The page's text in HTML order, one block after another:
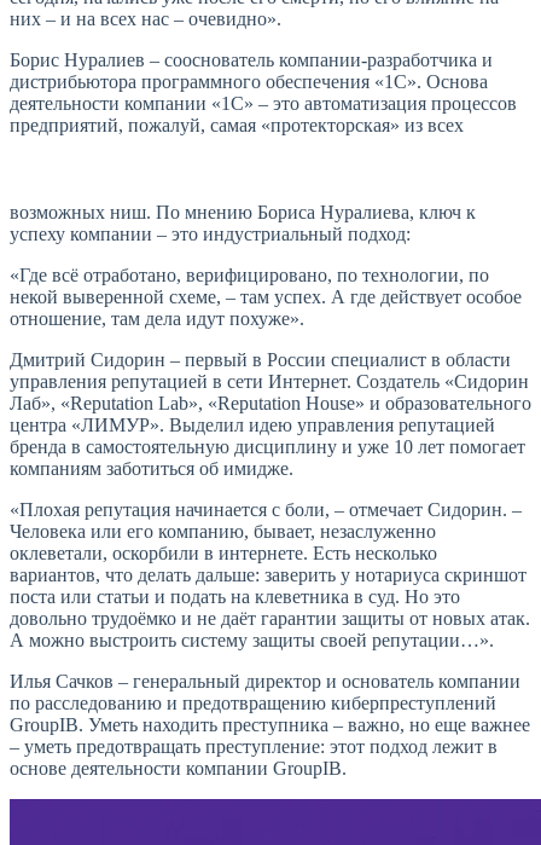
них – и на всех нас – очевидно».
Борис Нуралиев – сооснователь компании-разработчика и
дистрибьютора программного обеспечения «1C». Основа
деятельности компании «1С» – это автоматизация процессов
предприятий, пожалуй, самая «протекторская» из всех
возможных ниш. По мнению Бориса Нуралиева, ключ к
успеху компании – это индустриальный подход:
«Где всё отработано, верифицировано, по технологии, по
некой выверенной схеме, – там успех. А где действует особое
отношение, там дела идут похуже».
Дмитрий Сидорин – первый в России специалист в области
управления репутацией в сети Интернет. Создатель «Сидорин
Лаб», «Reputation Lab», «Reputation House» и образовательного
центра «ЛИМУР». Выделил идею управления репутацией
бренда в самостоятельную дисциплину и уже 10 лет помогает
компаниям заботиться об имидже.
«Плохая репутация начинается с боли, – отмечает Сидорин. –
Человека или его компанию, бывает, незаслуженно
оклеветали, оскорбили в интернете. Есть несколько
вариантов, что делать дальше: заверить у нотариуса скриншот
поста или статьи и подать на клеветника в суд. Но это
довольно трудоёмко и не даёт гарантии защиты от новых атак.
А можно выстроить систему защиты своей репутации…».
Илья Сачков – генеральный директор и основатель компании
по расследованию и предотвращению киберпреступлений
GroupIB. Уметь находить преступника – важно, но еще важнее
– уметь предотвращать преступление: этот подход лежит в
основе деятельности компании GroupIB.